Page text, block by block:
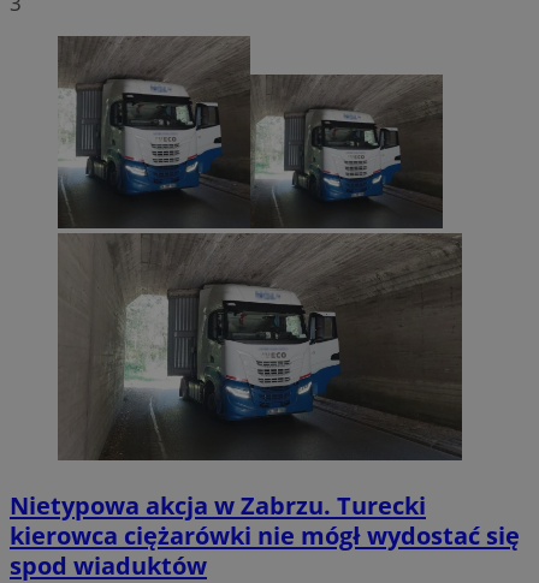
Nietypowa akcja w Zabrzu. Turecki
kierowca ciężarówki nie mógł wydostać się
spod wiaduktów